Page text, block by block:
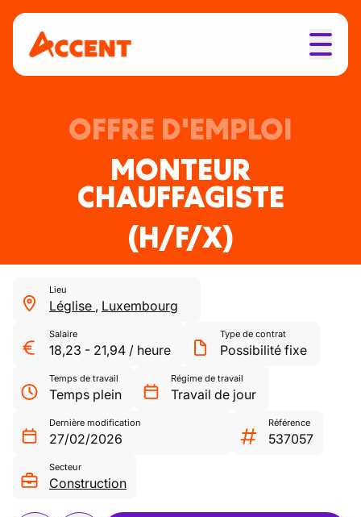
OFFRE D'EMPLOI
MONTEUR
CHAUFFAGISTE
(H/F/X)
Lieu
Léglise , Luxembourg
Salaire
18,23 - 21,94 / heure
Type de contrat
Possibilité fixe
Temps de travail
Temps plein
Régime de travail
Travail de jour
Dernière modification
27/02/2026
Référence
537057
Secteur
Construction